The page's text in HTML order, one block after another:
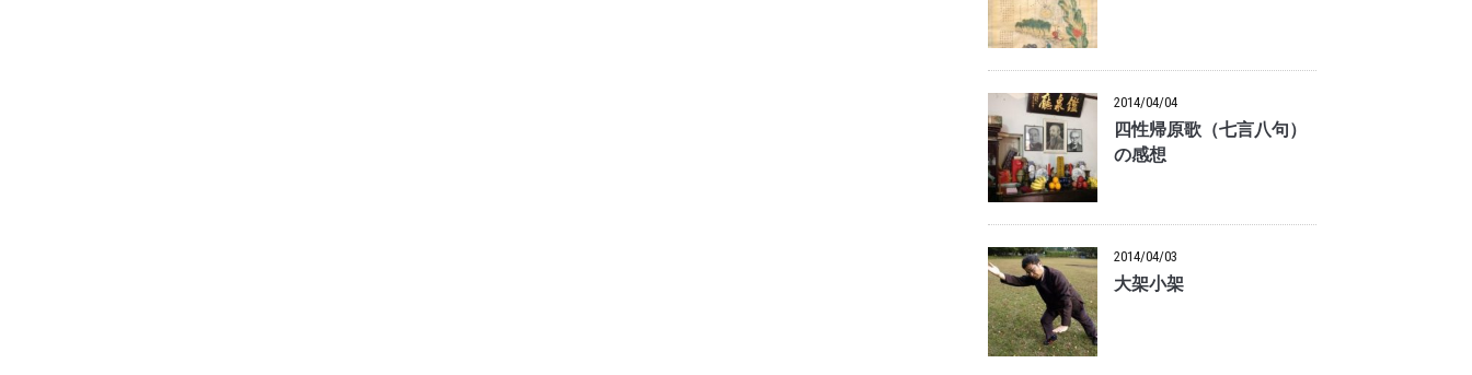
2014/04/04
四性帰原歌（七言八句）
の感想
2014/04/03
大架小架